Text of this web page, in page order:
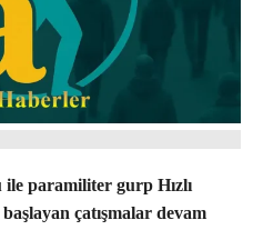
paramiliter gurp Hızlı
çatışmalar devam